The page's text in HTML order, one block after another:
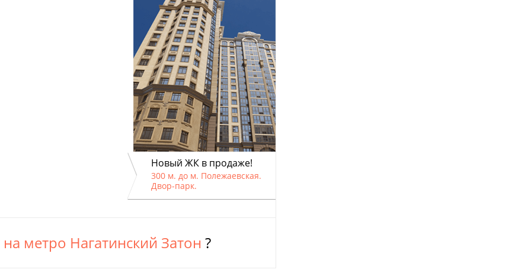
Новый ЖК в продаже!
300 м. до м. Полежаевская.
Двор-парк.
на метро Нагатинский Затон ?